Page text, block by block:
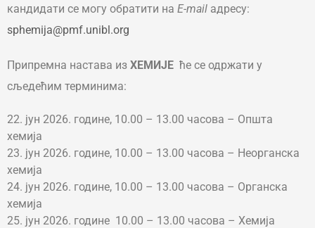
кандидати се могу обратити на Е-mail адресу:
sphemija@pmf.unibl.org
Припремна настава из ХЕМИЈЕ ће се одржати у
сљедећим терминима:
јун 2026. године, 10.00 – 13.00 часова – Општа
хемија
јун 2026. године, 10.00 – 13.00 часова – Неорганска
хемија
јун 2026. године, 10.00 – 13.00 часова – Органска
хемија
јун 2026. године 10.00 – 13.00 часова – Хемија